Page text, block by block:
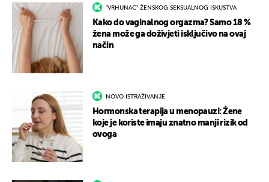
"VRHUNAC" ŽENSKOG SEKSUALNOG ISKUSTVA
Kako do vaginalnog orgazma? Samo 18 %
žena može ga doživjeti isključivo na ovaj
način
NOVO ISTRAŽIVANJE
Hormonska terapija u menopauzi: Žene
koje je koriste imaju znatno manji rizik od
ovoga